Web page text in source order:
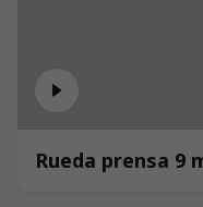
Rueda prensa 9